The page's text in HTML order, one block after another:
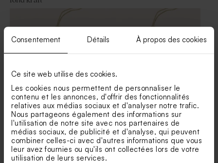
Consentement Détails À propos des cookies
Ce site web utilise des cookies.
Les cookies nous permettent de personnaliser le
contenu et les annonces, d'offrir des fonctionnalités
relatives aux médias sociaux et d'analyser notre trafic.
Nous partageons également des informations sur
l'utilisation de notre site avec nos partenaires de
médias sociaux, de publicité et d'analyse, qui peuvent
combiner celles-ci avec d'autres informations que vous
leur avez fournies ou qu'ils ont collectées lors de votre
utilisation de leurs services.
mariage feuilles d'olivier
Save the date mariage
tendre feuillage
Save the date mariage
feuilles d'olivier
Etiquette prénoms mariage à
l'ombre des oliviers
Etiquette prénoms mariage
champêtre